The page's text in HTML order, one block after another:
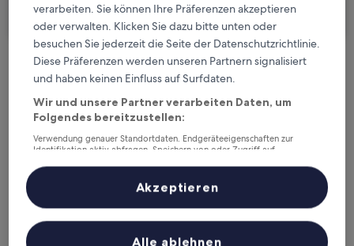
Suchen
Kostenlose Stornierung bei
Planänderungen
Verdiene Prämien für jede
wahrgenommene Übernachtung
Mehr sparen mit Preisen für Mitglieder
verarbeiten. Sie können Ihre Präferenzen akzeptieren
oder verwalten. Klicken Sie dazu bitte unten oder
besuchen Sie jederzeit die Seite der Datenschutzrichtlinie.
Diese Präferenzen werden unseren Partnern signalisiert
und haben keinen Einfluss auf Surfdaten.
Wir und unsere Partner verarbeiten Daten, um
Folgendes bereitzustellen:
Verwendung genauer Standortdaten. Endgeräteeigenschaften zur
Identifikation aktiv abfragen. Speichern von oder Zugriff auf
Inhalte, Messung von Werbeleistung und der Performance von Inhalten,
Zielgruppenforschung sowie Entwicklung und Verbesserung von
Liste der Partner (Lieferanten)
Alle ablehnen
Akzeptieren